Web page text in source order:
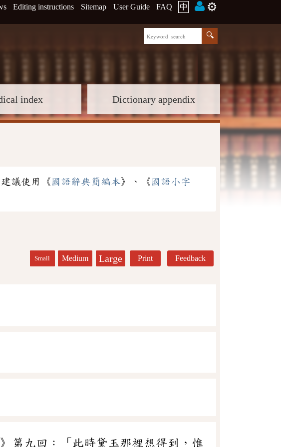
Editing instructions Sitemap User Guide FAQ 中 ⚙️
index Dictionary appendix
議使用《 國語辭典簡編本》、《 國語小字
Small Medium Large Print Feedback
第九回：「此時黛玉那裡想得到，惟